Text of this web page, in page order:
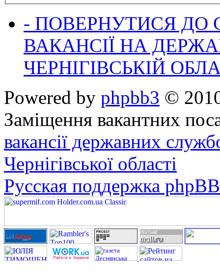
- ПОВЕРНУТИСЯ ДО
ВАКАНСІЇ НА
ЧЕРНІГІВСЬКІЙ
Powered by phpbb3 ©
Заміщення вакантних
вакансії державних
Чернігівської області
Русская поддержка phpBB